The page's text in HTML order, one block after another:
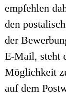
empfehlen
den
der
E-Mail, steht
Möglichkeit
auf dem